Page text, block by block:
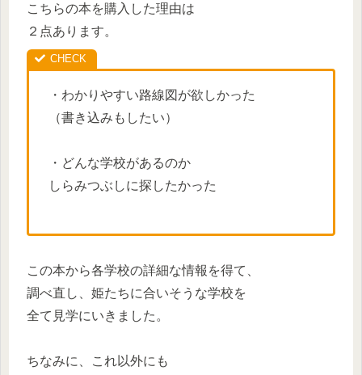
こちらの本を購入した理由は
２点あります。
・わかりやすい路線図が欲しかった
（書き込みもしたい）
・どんな学校があるのか
しらみつぶしに探したかった
この本から各学校の詳細な情報を得て、
調べ直し、姫たちに合いそうな学校を
全て見学にいきました。
ちなみに、これ以外にも